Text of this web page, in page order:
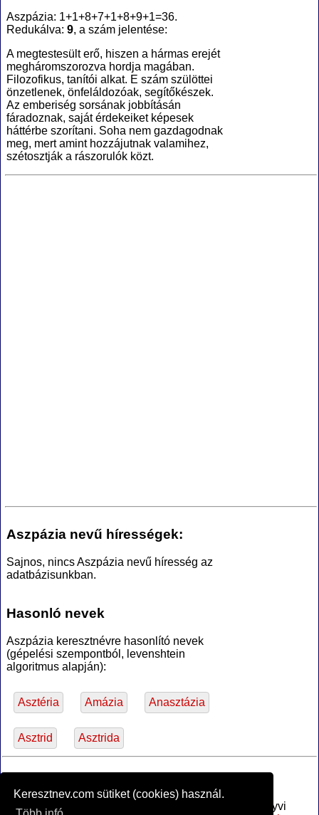
Keresztnev.com sütiket (cookies) használ.
Aszpázia: 1+1+8+7+1+8+9+1=36.
Redukálva: 9, a szám jelentése:
A megtestesült erő, hiszen a hármas erejét
megháromszorozva hordja magában.
Filozofikus, tanítói alkat. E szám szülöttei
önzetlenek, önfeláldozóak, segítőkészek.
Az emberiség sorsának jobbításán
fáradoznak, saját érdekeiket képesek
háttérbe szorítani. Soha nem gazdagodnak
meg, mert amint hozzájutnak valamihez,
szétosztják a rászorulók közt.
Aszpázia nevű hírességek:
Sajnos, nincs Aszpázia nevű híresség az
adatbázisunkban.
Hasonló nevek
Aszpázia keresztnévre hasonlító nevek
(gépelési szempontból, levenshtein
algoritmus alapján):
Asztéria Amázia Anasztázia
Asztrid Asztrida
Az MTA Nyelvtudományi Intézete által anyakönyvi